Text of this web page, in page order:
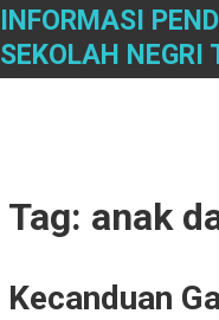
Skip
content
INFORMASI
SEKOLAH NEGRI
Tag: anak
Kecanduan